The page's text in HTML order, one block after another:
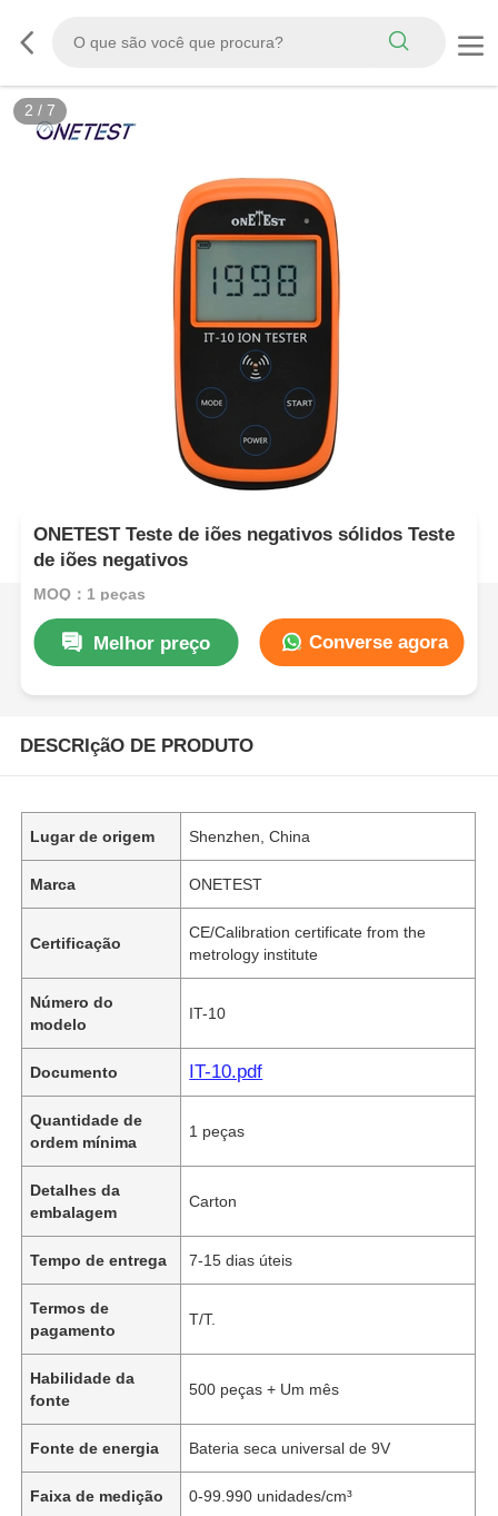
2 / 7
ONETEST Teste de iões negativos sólidos Teste
de iões negativos
MOQ：1 peças
Melhor preço Converse agora
DESCRIçãO DE PRODUTO
Lugar de origem Shenzhen, China
Marca ONETEST
Certificação
CE/Calibration certificate from the
metrology institute
Número do
modelo
IT-10
Documento IT-10.pdf
Quantidade de
ordem mínima
1 peças
Detalhes da
embalagem
Carton
Tempo de entrega 7-15 dias úteis
Termos de
pagamento
T/T.
Habilidade da
fonte
500 peças + Um mês
Fonte de energia Bateria seca universal de 9V
Faixa de medição 0-99.990 unidades/cm³